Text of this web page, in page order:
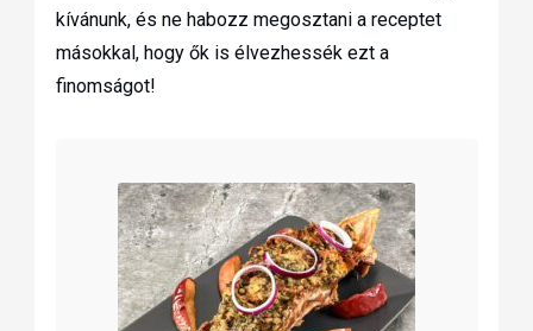
kívánunk, és ne habozz megosztani a receptet
másokkal, hogy ők is élvezhessék ezt a
finomságot!